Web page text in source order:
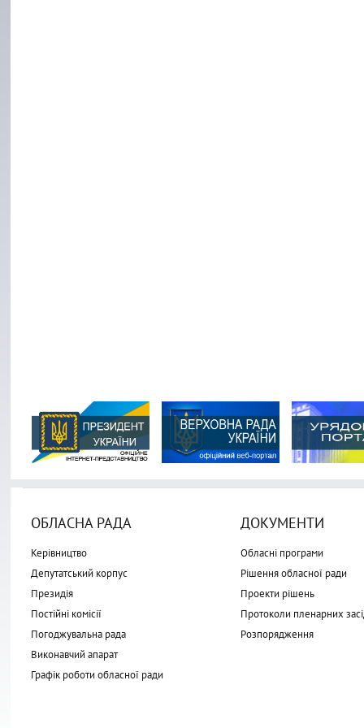
ОБЛАСНА РАДА
Керівництво
Депутатський корпус
Президія
Постійні комісії
Погоджувальна рада
Виконавчий апарат
Графік роботи обласної ради
ДОКУМЕНТИ
Обласні програми
Рішення обласної ради
Проекти рішень
Протоколи пленарних
Розпорядження